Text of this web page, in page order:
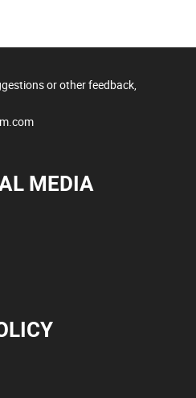
or other feedback,
MEDIA